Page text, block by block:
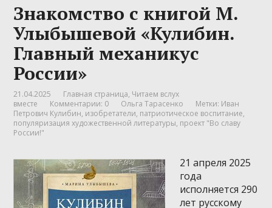
Знакомство с книгой М.
Улыбышевой «Кулибин.
Главный механикус
России»
21.04.2025 Главная страница, Читаем вслух
вместе
Комментарии: 0 Ольга Тарасенко Метки: Иван
Петрович Кулибин, изобретатели, патриотическое воспитание,
популяризация художественной литературы, проект "Во славу
России!"
21 апреля 2025
года
исполняется 290
лет русскому